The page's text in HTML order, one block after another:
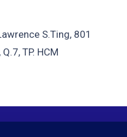
S.Ting, 801
TP. HCM